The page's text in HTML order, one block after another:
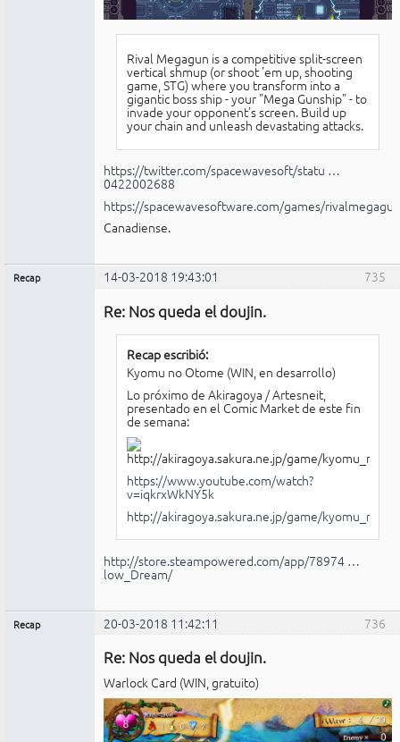
Rival Megagun is a competitive split-screen
vertical shmup (or shoot 'em up, shooting
game, STG) where you transform into a
gigantic boss ship - your "Mega Gunship" - to
invade your opponent's screen. Build up
your chain and unleash devastating attacks.
https://twitter.com/spacewavesoft/statu …
0422002688
https://spacewavesoftware.com/games/
Canadiense.
735
Recap 14-03-2018 19:43:01
Re: Nos queda el doujin.
Recap escribió:
Kyomu no Otome (WIN, en desarrollo)
Lo próximo de Akiragoya / Artesneit,
presentado en el Comic Market de este fin
de semana:
https://www.youtube.com/watch?
v=iqkrxWkNY5k
http://akiragoya.sakura.ne.jp/game/
http://store.steampowered.com/app/78974 …
low_Dream/
736
Recap 20-03-2018 11:42:11
Re: Nos queda el doujin.
Warlock Card (WIN, gratuito)